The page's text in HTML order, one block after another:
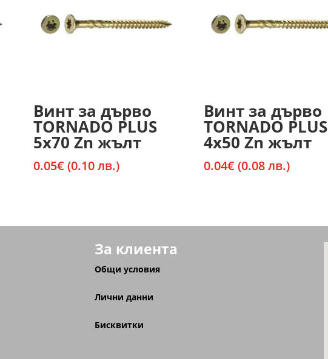
Винт за дърво
TORNADO PLUS
5х70 Zn жълт
0.05€ (0.10 лв.)
Винт за дърво
TORNADO PLUS
4х50 Zn жълт
0.04€ (0.08 лв.)
За клиента
Общи условия
Лични данни
Бисквитки